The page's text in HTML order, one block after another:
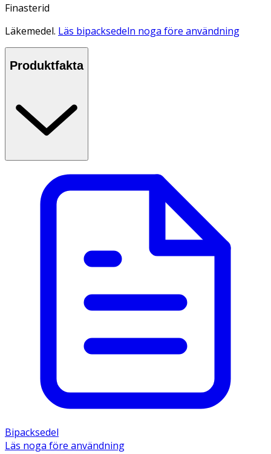
Finasterid
Läkemedel. Läs bipacksedeln noga före användning
Produktfakta
Bipacksedel
Läs noga före användning